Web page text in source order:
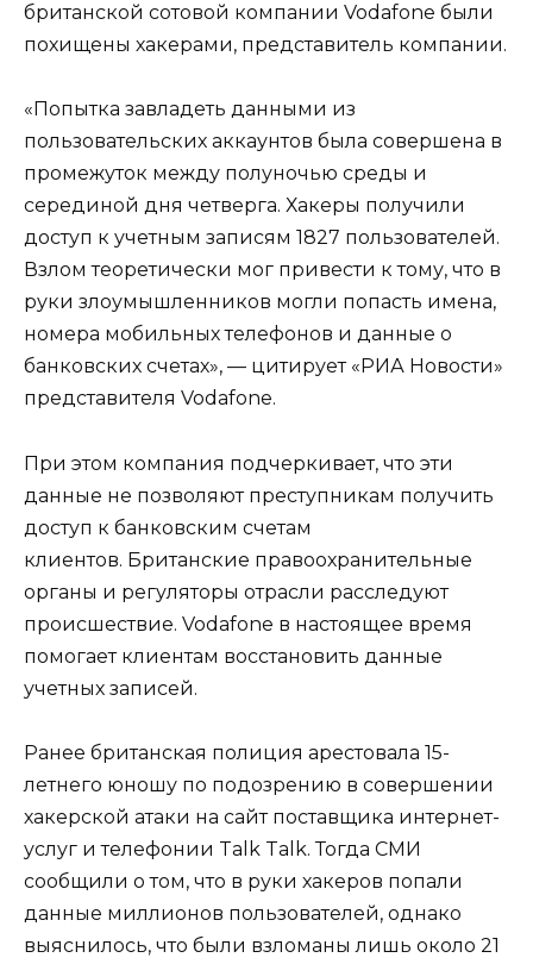
британской сотовой компании Vodafone были
похищены хакерами, представитель компании.
«Попытка завладеть данными из
пользовательских аккаунтов была совершена в
промежуток между полуночью среды и
серединой дня четверга. Хакеры получили
доступ к учетным записям 1827 пользователей.
Взлом теоретически мог привести к тому, что в
руки злоумышленников могли попасть имена,
номера мобильных телефонов и данные о
банковских счетах», — цитирует «РИА Новости»
представителя Vodafone.
При этом компания подчеркивает, что эти
данные не позволяют преступникам получить
доступ к банковским счетам
клиентов. Британские правоохранительные
органы и регуляторы отрасли расследуют
происшествие. Vodafone в настоящее время
помогает клиентам восстановить данные
учетных записей.
Ранее британская полиция арестовала 15-
летнего юношу по подозрению в совершении
хакерской атаки на сайт поставщика интернет-
услуг и телефонии Talk Talk. Тогда СМИ
сообщили о том, что в руки хакеров попали
данные миллионов пользователей, однако
выяснилось, что были взломаны лишь около 21